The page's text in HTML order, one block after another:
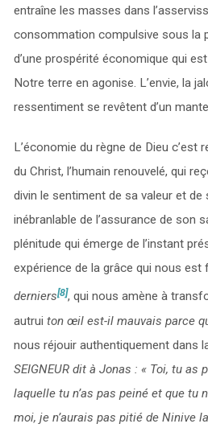
entraîne les masses dans
consommation compulsive sous la
d’une prospérité économique qui
Notre terre en agonise. L’envie, la
ressentiment se revêtent d’un
L’économie du règne de Dieu c’est
du Christ, l’humain renouvelé, qui
divin le sentiment de sa valeur et
inébranlable de l’assurance de son
plénitude qui émerge de l’instant
expérience de la grâce qui nous
derniers[8], qui nous amène à
autrui ton œil est-il mauvais parce
nous réjouir authentiquement dans
SEIGNEUR dit à Jonas : « Toi, tu
laquelle tu n’as pas peiné et que tu
moi, je n’aurais pas pitié de Ninive